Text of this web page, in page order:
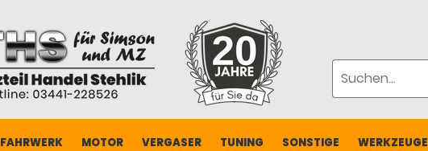
FAHRWERK MOTOR VERGASER TUNING SONSTIGE WERKZEUGE